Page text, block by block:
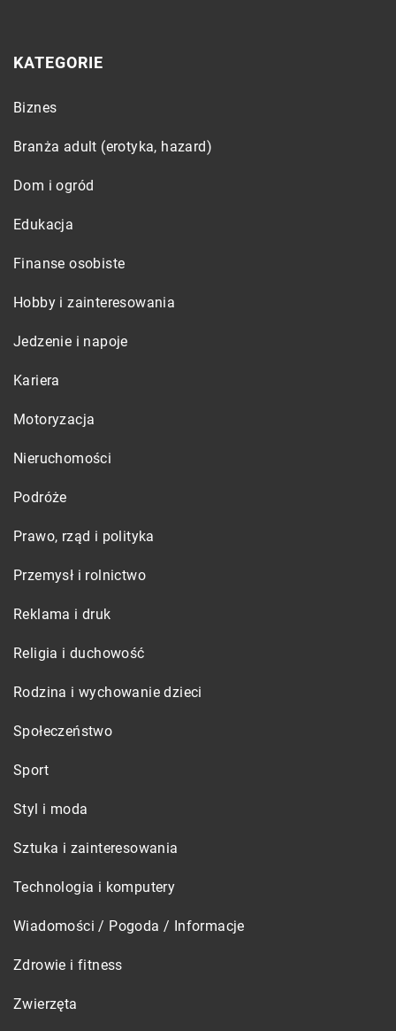
KATEGORIE
Biznes
Branża adult (erotyka, hazard)
Dom i ogród
Edukacja
Finanse osobiste
Hobby i zainteresowania
Jedzenie i napoje
Kariera
Motoryzacja
Nieruchomości
Podróże
Prawo, rząd i polityka
Przemysł i rolnictwo
Reklama i druk
Religia i duchowość
Rodzina i wychowanie dzieci
Społeczeństwo
Sport
Styl i moda
Sztuka i zainteresowania
Technologia i komputery
Wiadomości / Pogoda / Informacje
Zdrowie i fitness
Zwierzęta